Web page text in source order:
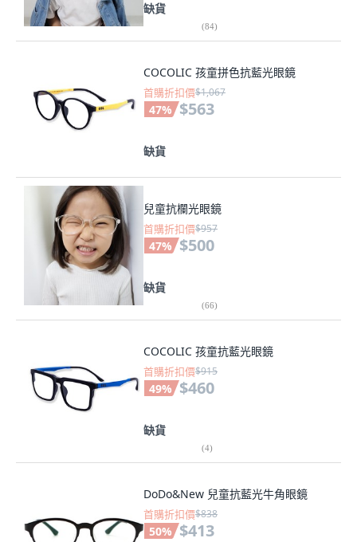
缺貨
(84)
COCOLIC 孩童拼色抗藍光眼鏡
首購折扣價$1,067
47% $563
缺貨
兒童抗欄光眼鏡
首購折扣價$957
47% $500
缺貨
(66)
COCOLIC 孩童抗藍光眼鏡
首購折扣價$915
49% $460
缺貨
(4)
DoDo&New 兒童抗藍光牛角眼鏡
首購折扣價$838
50% $413